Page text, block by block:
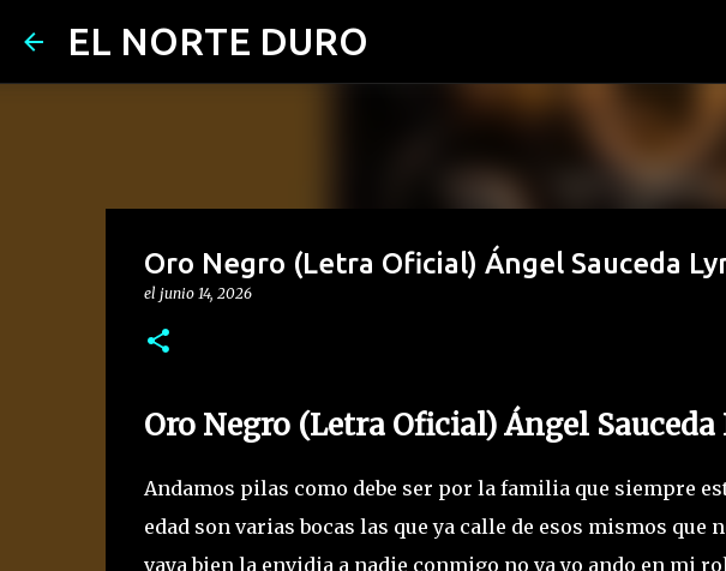
EL NORTE DURO
Oro Negro (Letra Oficial) Ángel Sauceda
el junio 14, 2026
Oro Negro (Letra Oficial) Ángel
Andamos pilas como debe ser por la familia que siempre
edad son varias bocas las que ya calle de esos mismos que
vaya bien la envidia a nadie conmigo no va yo ando en mi